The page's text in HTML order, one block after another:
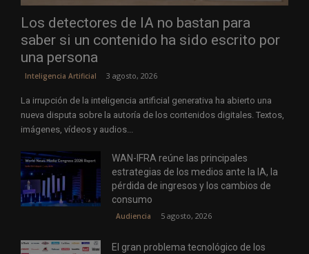
Los detectores de IA no bastan para
saber si un contenido ha sido escrito por
una persona
Inteligencia Artificial 3 agosto, 2026
La irrupción de la inteligencia artificial generativa ha abierto una
nueva disputa sobre la autoría de los contenidos digitales. Textos,
imágenes, vídeos y audios...
WAN-IFRA reúne las principales
estrategias de los medios ante la IA, la
pérdida de ingresos y los cambios de
consumo
Audiencia 5 agosto, 2026
El gran problema tecnológico de los